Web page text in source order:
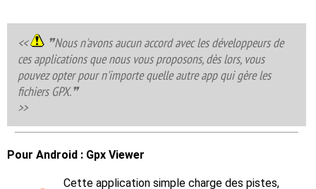
❞Nous n'avons aucun accord avec les développeurs de
ces applications que nous vous proposons, dès lors, vous
pouvez opter pour n'importe quelle autre app qui gère les
fichiers GPX.❞
Pour Android : Gpx Viewer
Cette application simple charge des pistes,